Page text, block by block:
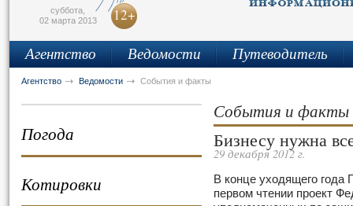
суббота,
02 марта 2013
12+
Агентство Ведомости Путеводитель
Агентство Ведомости События и факты
Погода
Котировки
События и факты
Бизнесу нужна
29 декабря 2012 г.
В конце уходящего года
первом чтении проект